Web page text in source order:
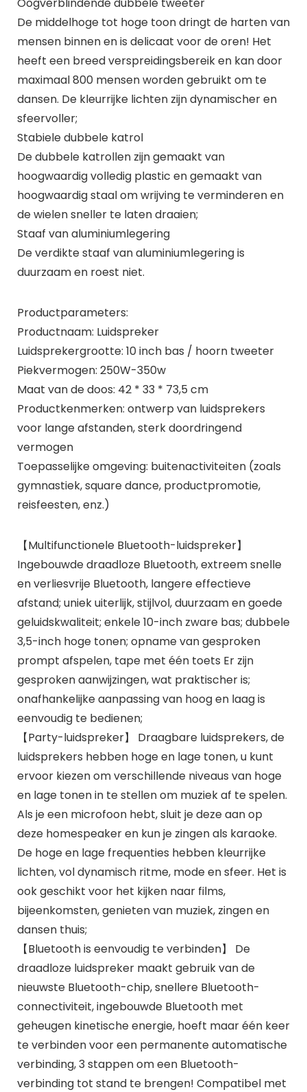
De middelhoge tot hoge toon dringt de harten van
mensen binnen en is delicaat voor de oren! Het
heeft een breed verspreidingsbereik en kan door
maximaal 800 mensen worden gebruikt om te
dansen. De kleurrijke lichten zijn dynamischer en
sfeervoller;
Stabiele dubbele katrol
De dubbele katrollen zijn gemaakt van
hoogwaardig volledig plastic en gemaakt van
hoogwaardig staal om wrijving te verminderen en
de wielen sneller te laten draaien;
Staaf van aluminiumlegering
De verdikte staaf van aluminiumlegering is
duurzaam en roest niet.
Productparameters:
Productnaam: Luidspreker
Luidsprekergrootte: 10 inch bas / hoorn tweeter
Piekvermogen: 250W-350w
Maat van de doos: 42 * 33 * 73,5 cm
Productkenmerken: ontwerp van luidsprekers
voor lange afstanden, sterk doordringend
vermogen
Toepasselijke omgeving: buitenactiviteiten (zoals
gymnastiek, square dance, productpromotie,
reisfeesten, enz.)
【Multifunctionele Bluetooth-luidspreker】
Ingebouwde draadloze Bluetooth, extreem snelle
en verliesvrije Bluetooth, langere effectieve
afstand; uniek uiterlijk, stijlvol, duurzaam en goede
geluidskwaliteit; enkele 10-inch zware bas; dubbele
3,5-inch hoge tonen; opname van gesproken
prompt afspelen, tape met één toets Er zijn
gesproken aanwijzingen, wat praktischer is;
onafhankelijke aanpassing van hoog en laag is
eenvoudig te bedienen;
【Party-luidspreker】 Draagbare luidsprekers, de
luidsprekers hebben hoge en lage tonen, u kunt
ervoor kiezen om verschillende niveaus van hoge
en lage tonen in te stellen om muziek af te spelen.
Als je een microfoon hebt, sluit je deze aan op
deze homespeaker en kun je zingen als karaoke.
De hoge en lage frequenties hebben kleurrijke
lichten, vol dynamisch ritme, mode en sfeer. Het is
ook geschikt voor het kijken naar films,
bijeenkomsten, genieten van muziek, zingen en
dansen thuis;
【Bluetooth is eenvoudig te verbinden】 De
draadloze luidspreker maakt gebruik van de
nieuwste Bluetooth-chip, snellere Bluetooth-
connectiviteit, ingebouwde Bluetooth met
geheugen kinetische energie, hoeft maar één keer
te verbinden voor een permanente automatische
verbinding, 3 stappen om een ​​Bluetooth-
verbinding tot stand te brengen! Compatibel met